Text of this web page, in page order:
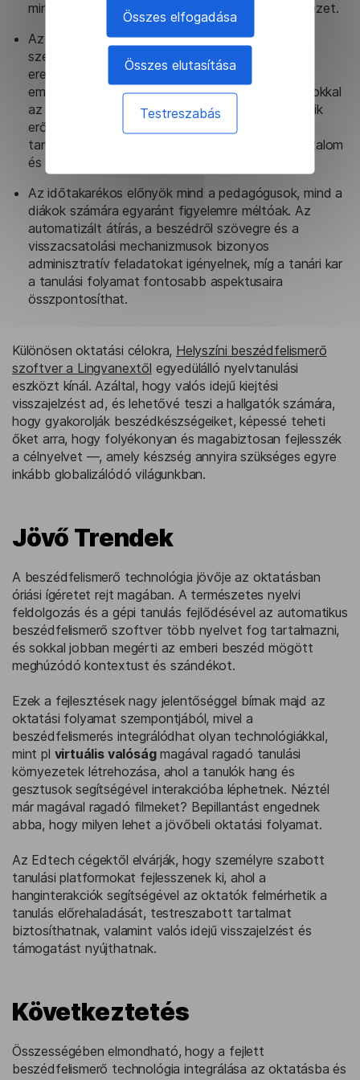
Összes elfogadása
Összes elutasítása
Testreszabás
mindenképpen magasabb szintű motivációhoz vezet.
Az automatikus beszédfelismeréssel működő,
személyre szabott tanulási platformok páratlan
eredményeket hozhatnak. Amint azt korábban
említettük, a pedagógusok rendelkeznek majd azokkal
az eszközökkel, amelyekkel azonosíthatják diákjaik
erősségeit és gyengeségeit. Ez növeli a hallgatók
tanulmányi teljesítményét, és segíti őket az önbizalom
és az önértékelés ápolásában.
Az időtakarékos előnyök mind a pedagógusok, mind a
diákok számára egyaránt figyelemre méltóak. Az
automatizált átírás, a beszédről szövegre és a
visszacsatolási mechanizmusok bizonyos
adminisztratív feladatokat igényelnek, míg a tanári kar
a tanulási folyamat fontosabb aspektusaira
összpontosíthat.
Különösen oktatási célokra, Helyszíni beszédfelismerő
szoftver a Lingvanextől egyedülálló nyelvtanulási
eszközt kínál. Azáltal, hogy valós idejű kiejtési
visszajelzést ad, és lehetővé teszi a hallgatók számára,
hogy gyakorolják beszédkészségeiket, képessé teheti
őket arra, hogy folyékonyan és magabiztosan fejlesszék
a célnyelvet —, amely készség annyira szükséges egyre
inkább globalizálódó világunkban.
Jövő Trendek
A beszédfelismerő technológia jövője az oktatásban
óriási ígéretet rejt magában. A természetes nyelvi
feldolgozás és a gépi tanulás fejlődésével az automatikus
beszédfelismerő szoftver több nyelvet fog tartalmazni,
és sokkal jobban megérti az emberi beszéd mögött
meghúzódó kontextust és szándékot.
Ezek a fejlesztések nagy jelentőséggel bírnak majd az
oktatási folyamat szempontjából, mivel a
beszédfelismerés integrálódhat olyan technológiákkal,
mint pl virtuális valóságmagával ragadó tanulási
környezetek létrehozása, ahol a tanulók hang és
gesztusok segítségével interakcióba léphetnek. Néztél
már magával ragadó filmeket? Bepillantást engednek
abba, hogy milyen lehet a jövőbeli oktatási folyamat.
Az Edtech cégektől elvárják, hogy személyre szabott
tanulási platformokat fejlesszenek ki, ahol a
hanginterakciók segítségével az oktatók felmérhetik a
tanulás előrehaladását, testreszabott tartalmat
biztosíthatnak, valamint valós idejű visszajelzést és
támogatást nyújthatnak.
Következtetés
Összességében elmondható, hogy a fejlett
beszédfelismerő technológia integrálása az oktatásba és